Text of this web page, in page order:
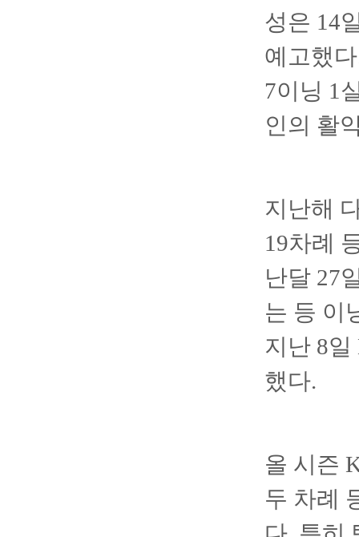
성은 14
예고했
7이닝 1
인의 활
지난해
19차례
난달 27
는 등 이
지난 8
했다.
올 시즌
두 차례